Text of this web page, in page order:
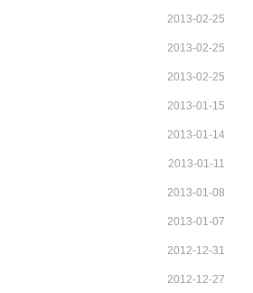
2013-02-25
2013-02-25
2013-02-25
2013-01-15
2013-01-14
2013-01-11
2013-01-08
2013-01-07
2012-12-31
2012-12-27